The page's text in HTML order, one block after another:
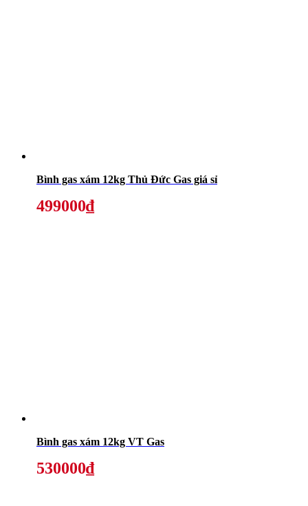
Bình gas xám 12kg Thủ Đức Gas giá sỉ
499000₫
Bình gas xám 12kg VT Gas
530000₫